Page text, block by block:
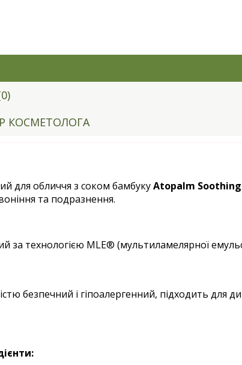
КОСМЕТОЛОГА
для обличчя з соком бамбукуAtopalm
та подразнення.
за технологією MLE® (мультиламелярної
безпечний і гіпоалергенний, підходить для